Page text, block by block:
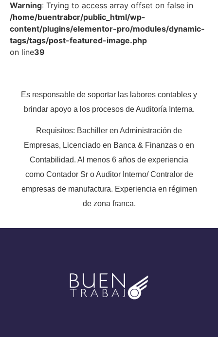
Warning: Trying to access array offset on false in
/home/buentrabcr/public_html/wp-
content/plugins/elementor-pro/modules/dynamic-
tags/tags/post-featured-image.php
on line39
Es responsable de soportar las labores contables y
brindar apoyo a los procesos de Auditoría Interna.
Requisitos: Bachiller en Administración de
Empresas, Licenciado en Banca & Finanzas o en
Contabilidad. Al menos 6 años de experiencia
como Contador Sr o Auditor Interno/ Contralor de
empresas de manufactura. Experiencia en régimen
de zona franca.